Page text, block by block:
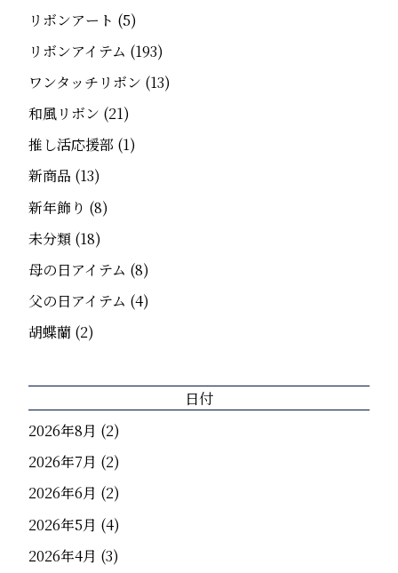
リボンアート (5)
リボンアイテム (193)
ワンタッチリボン (13)
和風リボン (21)
推し活応援部 (1)
新商品 (13)
新年飾り (8)
未分類 (18)
母の日アイテム (8)
父の日アイテム (4)
胡蝶蘭 (2)
日付
2026年8月 (2)
2026年7月 (2)
2026年6月 (2)
2026年5月 (4)
2026年4月 (3)